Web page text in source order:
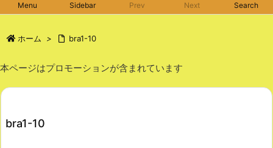
Menu Sidebar Prev Next Search
ホーム > bra1-10
本ページはプロモーションが含まれています
bra1-10